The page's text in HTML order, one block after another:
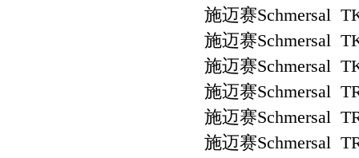
施迈赛Schmersal
施迈赛Schmersal
施迈赛Schmersal
施迈赛Schmersal
施迈赛Schmersal
施迈赛Schmersal